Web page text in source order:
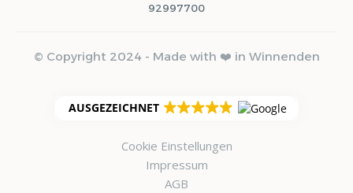
92997700
© Copyright 2024 - Made with ❤️ in Winnenden
AUSGEZEICHNET
Cookie Einstellungen
Impressum
AGB